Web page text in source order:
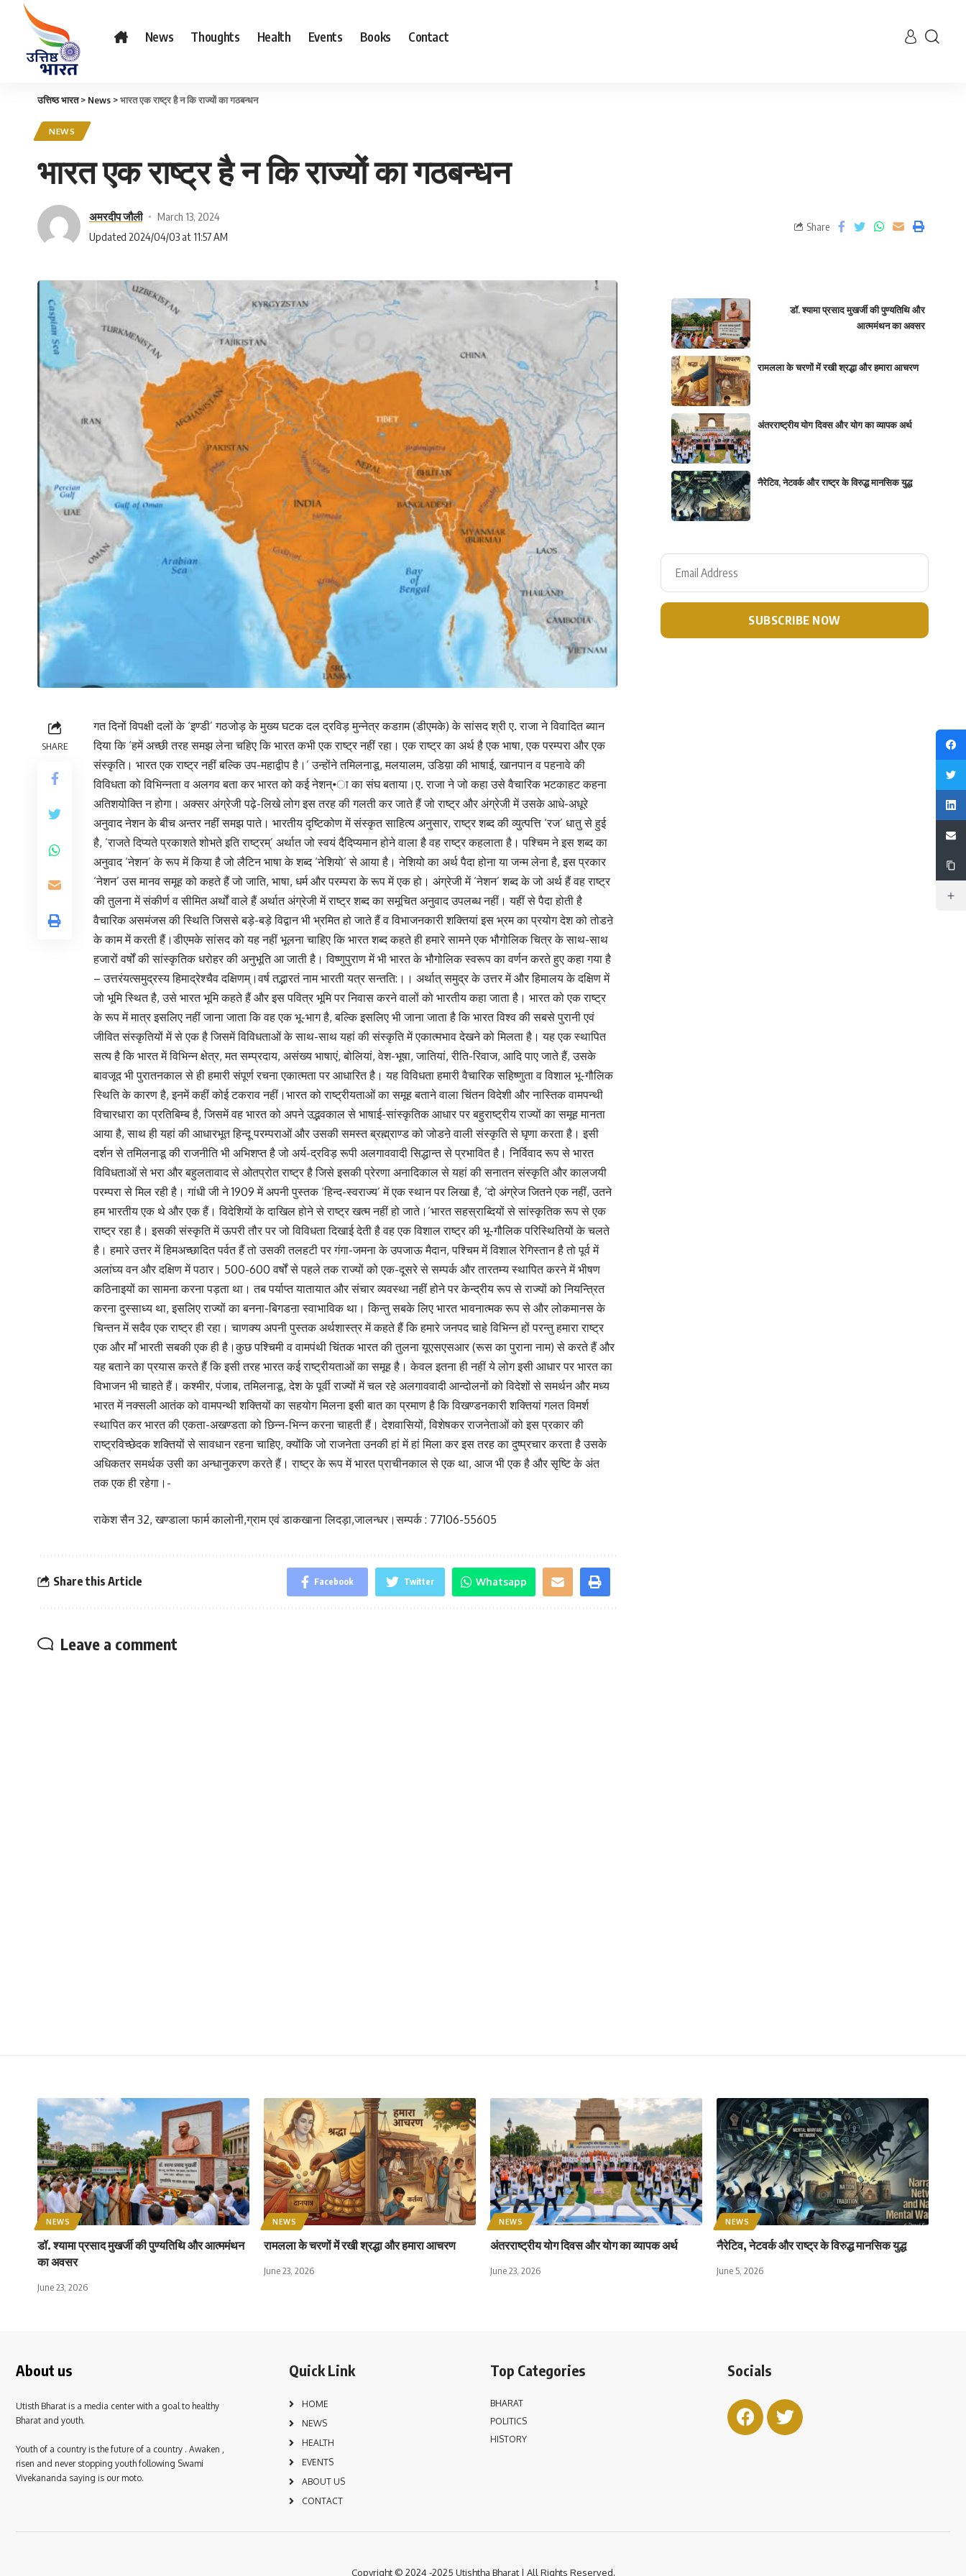
News Thoughts Health Events Books Contact
उत्तिष्ठ भारत> News >भारत एक राष्ट्र है न कि राज्यों का गठबन्धन
NEWS
भारत एक राष्ट्र है न कि राज्यों का गठबन्धन
अमरदीप जौली
March 13, 2024
Updated 2024/04/03 at 11:57 AM
Share
SHARE
गत दिनों विपक्षी दलों के ‘इण्डी’ गठजोड़ के मुख्य घटक दल द्रविड़ मुन्नेत्र कडग़म (डीएमके) के सांसद श्री ए. राजा ने विवादित ब्यान
दिया कि ‘हमें अच्छी तरह समझ लेना चहिए कि भारत कभी एक राष्ट्र नहीं रहा। एक राष्ट्र का अर्थ है एक भाषा, एक परम्परा और एक
संस्कृति। भारत एक राष्ट्र नहीं बल्कि उप-महाद्वीप है।’ उन्होंने तमिलनाडू, मलयालम, उडिय़ा की भाषाई, खानपान व पहनावे की
विविधता को विभिन्नता व अलगव बता कर भारत को कई नेशन्•ा का संघ बताया।ए. राजा ने जो कहा उसे वैचारिक भटकाहट कहना
अतिशयोक्ति न होगा। अक्सर अंग्रेजी पढ़े-लिखे लोग इस तरह की गलती कर जाते हैं जो राष्ट्र और अंग्रेजी में उसके आधे-अधूरे
अनुवाद नेशन के बीच अन्तर नहीं समझ पाते। भारतीय दृष्टिकोण में संस्कृत साहित्य अनुसार, राष्ट्र शब्द की व्युत्पत्ति ‘रज’ धातु से हुई
है, ‘राजते दिप्यते प्रकाशते शोभते इति राष्ट्रम्’ अर्थात जो स्वयं दैदिप्यमान होने वाला है वह राष्ट्र कहलाता है। पश्चिम ने इस शब्द का
अनुवाद ‘नेशन’ के रूप में किया है जो लैटिन भाषा के शब्द ‘नेशियो’ से आया है। नेशियो का अर्थ पैदा होना या जन्म लेना है, इस प्रकार
‘नेशन’ उस मानव समूह को कहते हैं जो जाति, भाषा, धर्म और परम्परा के रूप में एक हो। अंग्रेजी में ‘नेशन’ शब्द के जो अर्थ हैं वह राष्ट्र
की तुलना में संकीर्ण व सीमित अर्थों वाले हैं अर्थात अंग्रेजी में राष्ट्र शब्द का समूचित अनुवाद उपलब्ध नहीं। यहीं से पैदा होती है
वैचारिक असमंजस की स्थिति जिससे बड़े-बड़े विद्वान भी भ्रमित हो जाते हैं व विभाजनकारी शक्तियां इस भ्रम का प्रयोग देश को तोडऩे
के काम में करती हैं।डीएमके सांसद को यह नहीं भूलना चाहिए कि भारत शब्द कहते ही हमारे सामने एक भौगोलिक चित्र के साथ-साथ
हजारों वर्षों की सांस्कृतिक धरोहर की अनुभूति आ जाती है। विष्णुपुराण में भी भारत के भौगोलिक स्वरूप का वर्णन करते हुए कहा गया है
– उत्तरंयत्समुद्रस्य हिमाद्रेश्चैव दक्षिणम्।वर्ष तद्भारतं नाम भारती यत्र सन्तति:।। अर्थात् समुद्र के उत्तर में और हिमालय के दक्षिण में
जो भूमि स्थित है, उसे भारत भूमि कहते हैं और इस पवित्र भूमि पर निवास करने वालों को भारतीय कहा जाता है। भारत को एक राष्ट्र
के रूप में मात्र इसलिए नहीं जाना जाता कि वह एक भू-भाग है, बल्कि इसलिए भी जाना जाता है कि भारत विश्व की सबसे पुरानी एवं
जीवित संस्कृतियों में से एक है जिसमें विविधताओं के साथ-साथ यहां की संस्कृति में एकात्मभाव देखने को मिलता है। यह एक स्थापित
सत्य है कि भारत में विभिन्न क्षेत्र, मत सम्प्रदाय, असंख्य भाषाएं, बोलियां, वेश-भूषा, जातियां, रीति-रिवाज, आदि पाए जाते हैं, उसके
बावजूद भी पुरातनकाल से ही हमारी संपूर्ण रचना एकात्मता पर आधारित है। यह विविधता हमारी वैचारिक सहिष्णुता व विशाल भू-गौलिक
स्थिति के कारण है, इनमें कहीं कोई टकराव नहीं।भारत को राष्ट्रीयताओं का समूह बताने वाला चिंतन विदेशी और नास्तिक वामपन्थी
विचारधारा का प्रतिबिम्ब है, जिसमें वह भारत को अपने उद्भवकाल से भाषाई-सांस्कृतिक आधार पर बहुराष्ट्रीय राज्यों का समूह मानता
आया है, साथ ही यहां की आधारभूत हिन्दू परम्पराओं और उसकी समस्त ब्रह्म्राण्ड को जोडऩे वाली संस्कृति से घृणा करता है। इसी
दर्शन से तमिलनाडू की राजनीति भी अभिशप्त है जो अर्य-द्रविड़ रूपी अलगाववादी सिद्धान्त से प्रभावित है। निर्विवाद रूप से भारत
विविधताओं से भरा और बहुलतावाद से ओतप्रोत राष्ट्र है जिसे इसकी प्रेरणा अनादिकाल से यहां की सनातन संस्कृति और कालजयी
परम्परा से मिल रही है। गांधी जी ने 1909 में अपनी पुस्तक ‘हिन्द-स्वराज्य’ में एक स्थान पर लिखा है, ‘दो अंग्रेज जितने एक नहीं, उतने
हम भारतीय एक थे और एक हैं। विदेशियों के दाखिल होने से राष्ट्र खत्म नहीं हो जाते।’भारत सहस्राब्दियों से सांस्कृतिक रूप से एक
राष्ट्र रहा है। इसकी संस्कृति में ऊपरी तौर पर जो विविधता दिखाई देती है वह एक विशाल राष्ट्र की भू-गौलिक परिस्थितियों के चलते
है। हमारे उत्तर में हिमअच्छादित पर्वत हैं तो उसकी तलहटी पर गंगा-जमना के उपजाऊ मैदान, पश्चिम में विशाल रेगिस्तान है तो पूर्व में
अलांघ्य वन और दक्षिण में पठार। 500-600 वर्षों से पहले तक राज्यों को एक-दूसरे से सम्पर्क और तारतम्य स्थापित करने में भीषण
कठिनाइयों का सामना करना पड़ता था। तब पर्याप्त यातायात और संचार व्यवस्था नहीं होने पर केन्द्रीय रूप से राज्यों को नियन्त्रित
करना दुस्साध्य था, इसलिए राज्यों का बनना-बिगडऩा स्वाभाविक था। किन्तु सबके लिए भारत भावनात्मक रूप से और लोकमानस के
चिन्तन में सदैव एक राष्ट्र ही रहा। चाणक्य अपनी पुस्तक अर्थशास्त्र में कहते हैं कि हमारे जनपद चाहे विभिन्न हों परन्तु हमारा राष्ट्र
एक और माँ भारती सबकी एक ही है।कुछ पश्चिमी व वामपंथी चिंतक भारत की तुलना यूएसएसआर (रूस का पुराना नाम) से करते हैं और
यह बताने का प्रयास करते हैं कि इसी तरह भारत कई राष्ट्रीयताओं का समूह है। केवल इतना ही नहीं ये लोग इसी आधार पर भारत का
विभाजन भी चाहते हैं। कश्मीर, पंजाब, तमिलनाडू, देश के पूर्वी राज्यों में चल रहे अलगाववादी आन्दोलनों को विदेशों से समर्थन और मध्य
भारत में नक्सली आतंक को वामपन्थी शक्तियों का सहयोग मिलना इसी बात का प्रमाण है कि विखण्डनकारी शक्तियां गलत विमर्श
स्थापित कर भारत की एकता-अखण्डता को छिन्न-भिन्न करना चाहती हैं। देशवासियों, विशेषकर राजनेताओं को इस प्रकार की
राष्ट्रविच्छेदक शक्तियों से सावधान रहना चाहिए, क्योंकि जो राजनेता उनकी हां में हां मिला कर इस तरह का दुष्प्रचार करता है उसके
अधिकतर समर्थक उसी का अन्धानुकरण करते हैं। राष्ट्र के रूप में भारत प्राचीनकाल से एक था, आज भी एक है और सृष्टि के अंत
तक एक ही रहेगा।-
राकेश सैन 32, खण्डाला फार्म कालोनी,ग्राम एवं डाकखाना लिदड़ा,जालन्धर।सम्पर्क : 77106-55605
Share this Article Facebook Twitter Whatsapp
Leave a comment
डॉ. श्यामा प्रसाद मुखर्जी की पुण्यतिथि और
आत्ममंथन का अवसर
रामलला के चरणों में रखी श्रद्धा और हमारा आचरण
अंतरराष्ट्रीय योग दिवस और योग का व्यापक अर्थ
नैरेटिव, नेटवर्क और राष्ट्र के विरुद्ध मानसिक युद्ध
NEWS
डॉ. श्यामा प्रसाद मुखर्जी की पुण्यतिथि और आत्ममंथन
का अवसर
June 23, 2026
NEWS
रामलला के चरणों में रखी श्रद्धा और हमारा आचरण
June 23, 2026
NEWS
अंतरराष्ट्रीय योग दिवस और योग का व्यापक अर्थ
June 23, 2026
NEWS
नैरेटिव, नेटवर्क और राष्ट्र के विरुद्ध मानसिक युद्ध
June 5, 2026
About us
Utisth Bharat is a media center with a goal to healthy
Bharat and youth.
Youth of a country is the future of a country . Awaken ,
risen and never stopping youth following Swami
Vivekananda saying is our moto.
Quick Link
HOME
NEWS
HEALTH
EVENTS
ABOUT US
CONTACT
Top Categories
BHARAT
POLITICS
HISTORY
Socials
Copyright © 2024 -2025 Utishtha Bharat | All Rights Reserved.